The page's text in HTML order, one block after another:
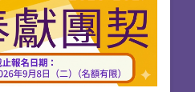
(網上修讀): 基督教研究
究高等文憑 (BACS &
(PDBS)